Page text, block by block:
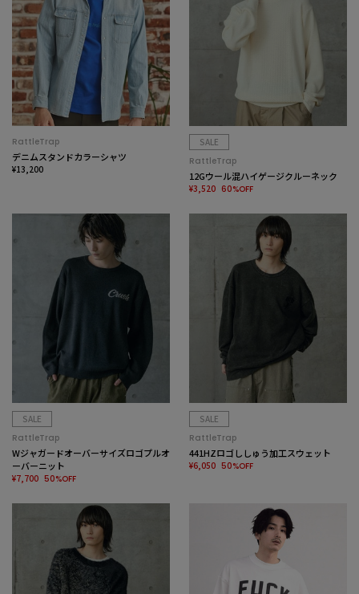
RattleTrap
デニムスタンドカラーシャツ
¥13,200
SALE
RattleTrap
12Gウール混ハイゲージクルーネック
¥3,520 60%OFF
SALE
RattleTrap
Wジャガードオーバーサイズロゴプルオ
ーバーニット
¥7,700 50%OFF
SALE
RattleTrap
441HZロゴししゅう加工スウェット
¥6,050 50%OFF